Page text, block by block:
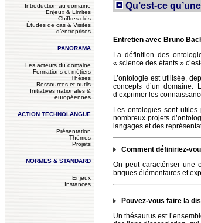
Introduction au domaine
Enjeux & Limites
Chiffres clés
Études de cas & Visites
d’entreprises
PANORAMA
Les acteurs du domaine
Formations et métiers
Thèses
Ressources et outils
Initiatives nationales &
européennes
ACTION TECHNOLANGUE
Présentation
Thèmes
Projets
NORMES & STANDARD
Enjeux
Instances
Qu’est-ce
Entretien avec Bruno
La définition des
« science des étants »
L’ontologie est utilisée,
concepts d’un domaine.
d’exprimer les
Les ontologies sont
nombreux projets
langages et des
Comment définiriez-
On peut caractériser une
briques élémentaires et
Pouvez-vous faire la
Un thésaurus est